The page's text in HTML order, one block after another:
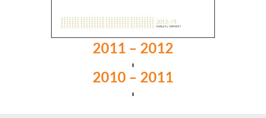
2011 – 2012
2010 – 2011